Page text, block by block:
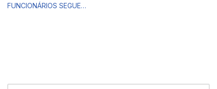
FUNCIONÁRIOS SEGUE…